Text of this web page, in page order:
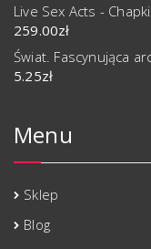
Live Sex Acts -
259.00zł
Świat. Fascynująca
5.25zł
Menu
Sklep
Blog